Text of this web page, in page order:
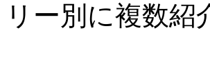
リー別に複数